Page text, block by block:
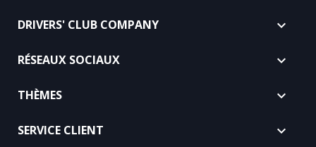
DRIVERS' CLUB COMPANY 
RÉSEAUX SOCIAUX 
THÈMES 
SERVICE CLIENT 